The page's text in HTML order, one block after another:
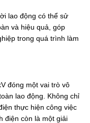
lao động có thể sử
và hiệu quả, góp
trong quá trình làm
đóng một vai trò vô
lao động. Không chỉ
thực hiện công việc
điện còn là một giải